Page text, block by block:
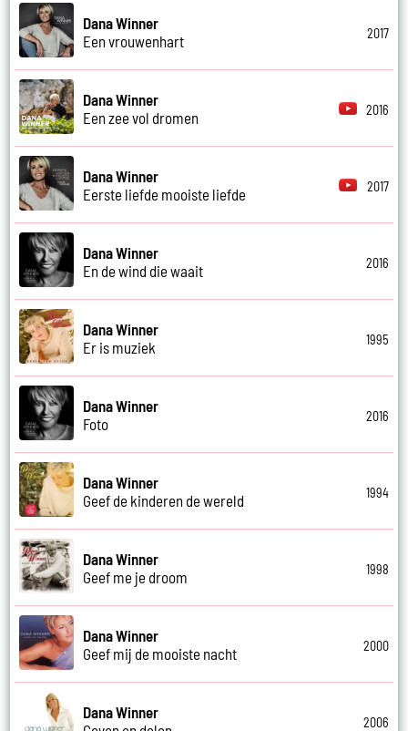
Dana Winner
Een vrouwenhart
2017
Dana Winner
Een zee vol dromen
2016
Dana Winner
Eerste liefde mooiste liefde
2017
Dana Winner
En de wind die waait
2016
Dana Winner
Er is muziek
1995
Dana Winner
Foto
2016
Dana Winner
Geef de kinderen de wereld
1994
Dana Winner
Geef me je droom
1998
Dana Winner
Geef mij de mooiste nacht
2000
Dana Winner
2006